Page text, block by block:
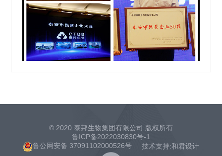
© 2020 泰邦生物集团有限公司 版权所有
鲁ICP备2022030830号-1
鲁公网安备 37091102000526号
技术支持:和君设计